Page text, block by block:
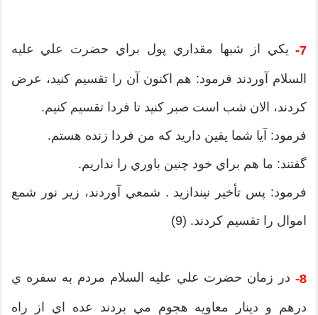
7- يکي از شبها مقداري پول براي حضرت علي عليه
السلام آوردند فرمود: هم اکنون آن را تقسيم کنيد، عرض
کردند، الان شب است صبر کنيد تا فردا تقسيم کنيم.
فرمود: آيا شما يقين داريد که من فردا زنده هستم.
گفتند: ما هم براي خود چنين باوري را نداريم.
فرمود: پس تأخير نيندازيد . شمعي آوردند، زير نور شمع
اموال را تقسيم کردند. (9)
8- در زمان حضرت علي عليه السلام مردم به سفره ي
درهم و دينار معاويه هجوم مي بردند عده اي از راه